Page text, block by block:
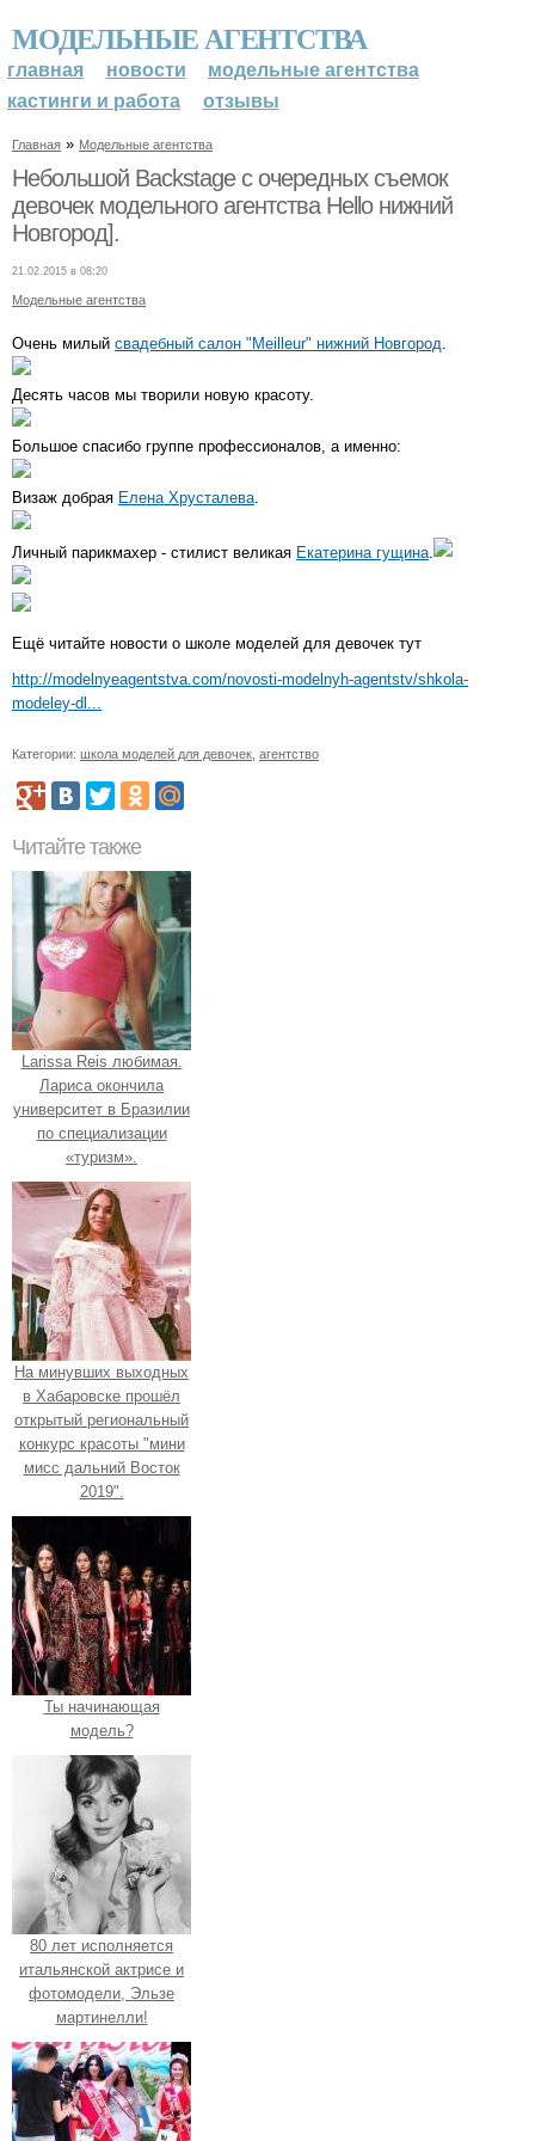
МОДЕЛЬНЫЕ АГЕНТСТВА
главная новости
модельные агентства
кастинги и работа
отзывы
Главная » Модельные агентства
Небольшой Backstage с очередных съемок
девочек модельного агентства Hello нижний
Новгород].
21.02.2015 в 08:20
Модельные агентства
Очень милый свадебный салон "Meilleur" нижний Новгород
Десять часов мы творили новую красоту.
Большое спасибо группе профессионалов, а именно:
Визаж добрая Елена Хрусталева
Личный парикмахер - стилист великая Екатерина гущина
Ещё читайте новости о школе моделей для девочек тут
http://modelnyeagentstva.com/novosti-modelnyh-agentstv/shkola-
modeley-dl...
Категории: школа моделей для девочек агентство
Читайте также
Larissa Reis любимая.
Лариса окончила
университет в Бразилии
по специализации
«туризм».
На минувших выходных
в Хабаровске прошёл
открытый региональный
конкурс красоты "мини
мисс дальний Восток
2019".
Ты начинающая
модель?
80 лет исполняется
итальянской актрисе и
фотомодели, Эльзе
мартинелли!